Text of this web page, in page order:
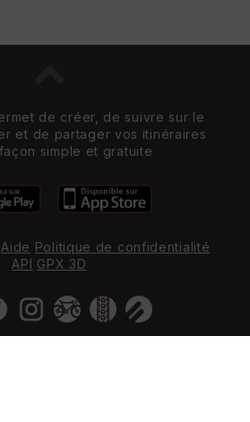
de créer, de suivre sur le
et de partager vos itinéraires
simple et gratuite
Aide Politique de confidentialité
API GPX 3D